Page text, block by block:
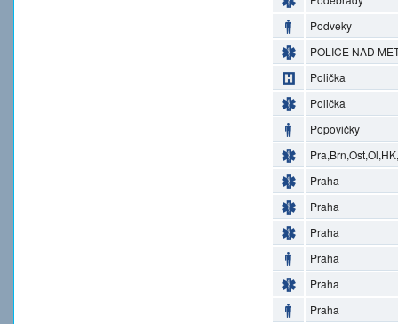
Podveky
POLICE NAD
Polička
Polička
Popovičky
Praha
Praha
Praha
Praha
Praha
Praha